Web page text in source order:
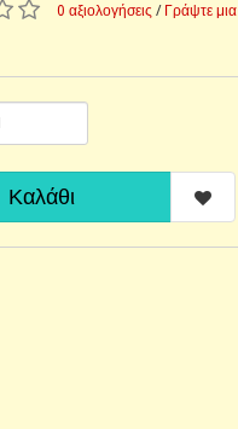
0 αξιολογήσεις / Γράψτε μια
Καλάθι